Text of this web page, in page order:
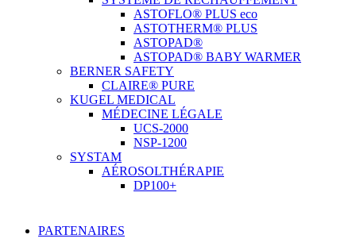
ASTOFLO® PLUS eco
ASTOTHERM® PLUS
ASTOPAD®
ASTOPAD® BABY WARMER
BERNER SAFETY
CLAIRE® PURE
KUGEL MEDICAL
MÉDECINE LÉGALE
UCS-2000
NSP-1200
SYSTAM
AÉROSOLTHÉRAPIE
DP100+
PARTENAIRES